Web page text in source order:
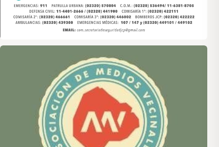
Asociación de Medios Vecinales